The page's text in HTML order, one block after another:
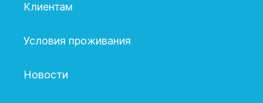
Клиентам
Условия проживания
Новости